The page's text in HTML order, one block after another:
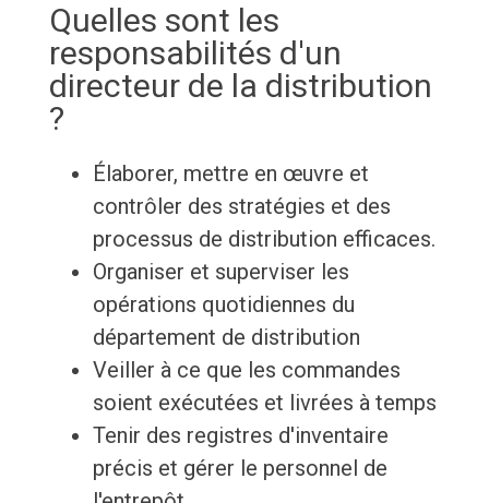
Quelles sont les
responsabilités d'un
directeur de la distribution
?
Élaborer, mettre en œuvre et
contrôler des stratégies et des
processus de distribution efficaces.
Organiser et superviser les
opérations quotidiennes du
département de distribution
Veiller à ce que les commandes
soient exécutées et livrées à temps
Tenir des registres d'inventaire
précis et gérer le personnel de